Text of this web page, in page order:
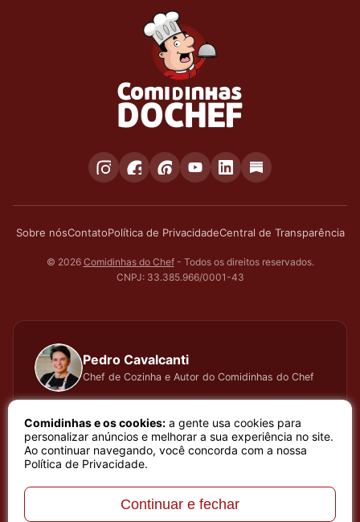
Sobre nósContatoPolítica de PrivacidadeCentral de Transparência
© 2026 Comidinhas do Chef- Todos os direitos reservados.
CNPJ: 33.385.966/0001-43
Pedro Cavalcanti
Chef de Cozinha e Autor do Comidinhas do Chef
atenção, testando cada receita que apresento, meu
trabalho é baseado em sentimento de amor e bem
estar que a arte de cozinhar proporciona. Meu nome é
Pedro Cavalcanti e sou Chef de Cozinha e Autor do
melhor site de receitas do Brasil, o site Comidinhas do
Comidinhas e os cookies: a gente usa cookies para
personalizar anúncios e melhorar a sua experiência no site.
Ao continuar navegando, você concorda com a nossa
Política de Privacidade.
Continuar e fechar